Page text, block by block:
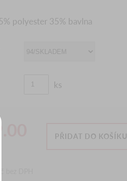
polyester 35% bavlna
ks
PŘIDAT DO KOŠÍKU